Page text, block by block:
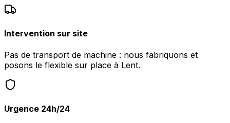
Intervention sur site
Pas de transport de machine : nous fabriquons et
posons le flexible sur place à Lent.
Urgence 24h/24